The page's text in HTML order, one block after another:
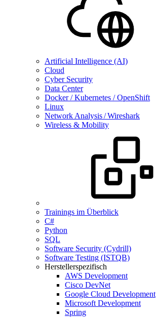
Artificial Intelligence (AI)
Cloud
Cyber Security
Data Center
Docker / Kubernetes / OpenShift
Linux
Network Analysis / Wireshark
Wireless & Mobility
Trainings im Überblick
C#
Python
SQL
Software Security (Cydrill)
Software Testing (ISTQB)
Herstellerspezifisch
AWS Development
Cisco DevNet
Google Cloud Development
Microsoft Development
Spring